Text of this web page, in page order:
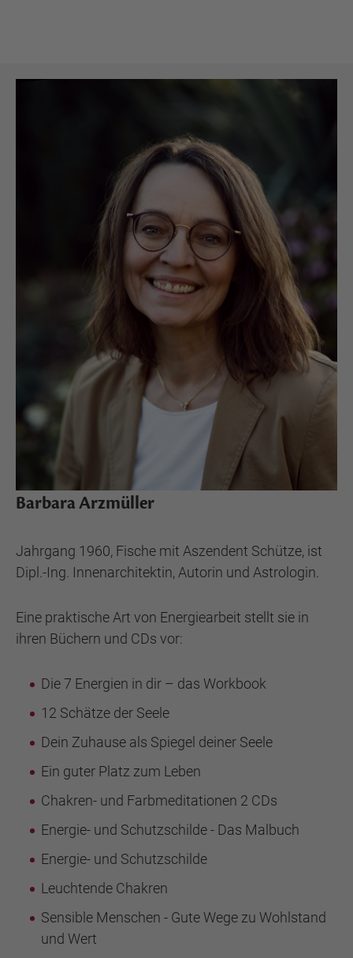
Barbara Arzmüller
Jahrgang 1960, Fische mit Aszendent Schütze, ist
Dipl.-Ing. Innenarchitektin, Autorin und Astrologin.
Eine praktische Art von Energiearbeit stellt sie in
ihren Büchern und CDs vor:
Die 7 Energien in dir – das Workbook
12 Schätze der Seele
Dein Zuhause als Spiegel deiner Seele
Ein guter Platz zum Leben
Chakren- und Farbmeditationen 2 CDs
Energie- und Schutzschilde - Das Malbuch
Energie- und Schutzschilde
Leuchtende Chakren
Sensible Menschen - Gute Wege zu Wohlstand
und Wert